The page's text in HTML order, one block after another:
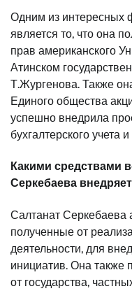
Одним из интересных
является то, что она
прав американского
Атинском
Т.Жургенова. Также
Единого общества
успешно внедрила
бухгалтерского учета
Какими средствами
Серкебаева
Салтанат Серкебаева
полученные от
деятельности, для
инициатив. Она также
от государства,